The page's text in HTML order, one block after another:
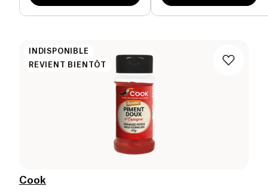
INDISPONIBLE
REVIENT BIENTÔT
Cook